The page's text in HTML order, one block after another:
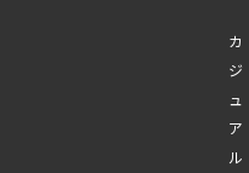
カ
ジ
ュ
ア
ル